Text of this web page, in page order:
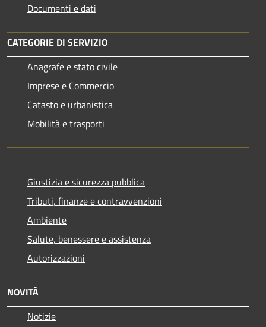
Documenti e dati
CATEGORIE DI SERVIZIO
Anagrafe e stato civile
Imprese e Commercio
Catasto e urbanistica
Mobilità e trasporti
Giustizia e sicurezza pubblica
Tributi, finanze e contravvenzioni
Ambiente
Salute, benessere e assistenza
Autorizzazioni
NOVITÀ
Notizie